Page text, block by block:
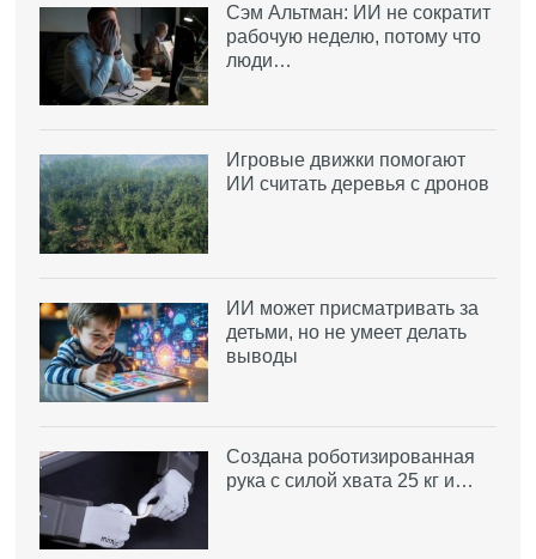
Сэм Альтман: ИИ не сократит
рабочую неделю, потому что
люди…
Игровые движки помогают
ИИ считать деревья с дронов
ИИ может присматривать за
детьми, но не умеет делать
выводы
Создана роботизированная
рука с силой хвата 25 кг и…